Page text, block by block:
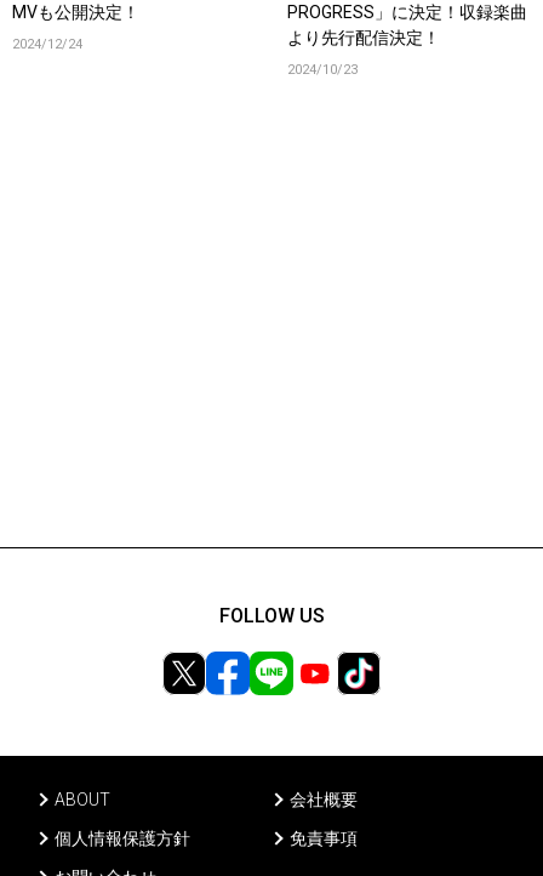
MVも公開決定！
2024/12/24
PROGRESS」に決定！収録楽曲
より先行配信決定！
2024/10/23
ABOUT
会社概要
個人情報保護方針
免責事項
FOLLOW US